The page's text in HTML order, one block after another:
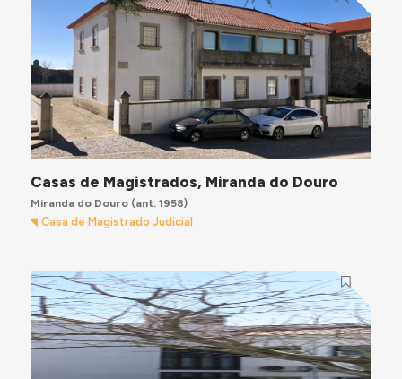
Casas de Magistrados, Miranda do Douro
Miranda do Douro(ant. 1958)
Casa de Magistrado Judicial